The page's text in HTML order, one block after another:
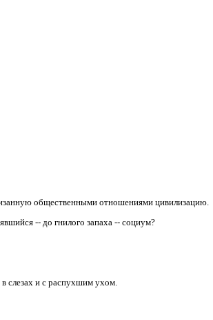
общественными отношениями цивилизацию.
-- до гнилого запаха -- социум?
слезах и с распухшим ухом.